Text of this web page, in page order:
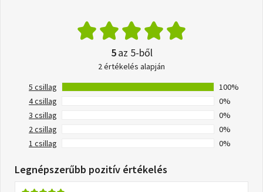
5az 5-ből
2 értékelés alapján
5 csillag
100%
4 csillag
0%
3 csillag
0%
2 csillag
0%
1 csillag
0%
Legnépszerűbb pozitív értékelés